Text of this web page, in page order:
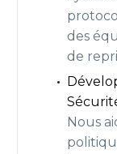
des
de
Nous